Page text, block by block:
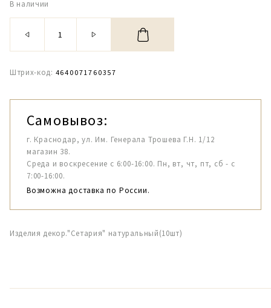
В наличии
Штрих-код: 4640071760357
Самовывоз:
г. Краснодар, ул. Им. Генерала Трошева Г.Н. 1/12
магазин 38.
Среда и воскресение с 6:00-16:00. Пн, вт, чт, пт, сб - с
7:00-16:00.
Возможна доставка по России.
Изделия декор."Сетария" натуральный(10шт)